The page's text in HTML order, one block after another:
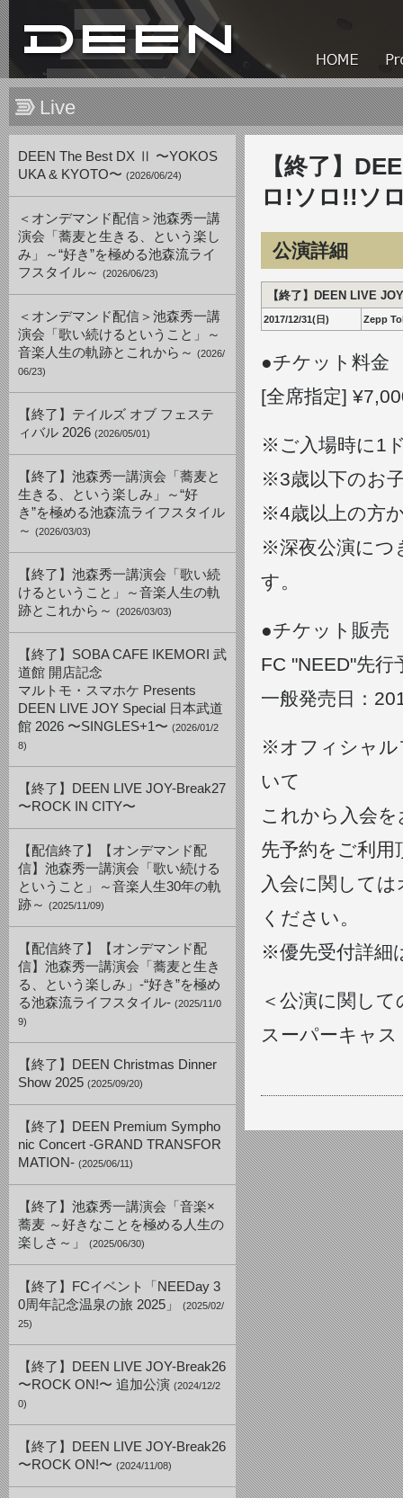
Live
DEEN The Best DX Ⅱ 〜YOKOS
UKA & KYOTO〜 (2026/06/24)
＜オンデマンド配信＞池森秀一講
演会「蕎麦と生きる、という楽し
み」～“好き”を極める池森流ライ
フスタイル～ (2026/06/23)
＜オンデマンド配信＞池森秀一講
演会「歌い続けるということ」～
音楽人生の軌跡とこれから～ (2026/
06/23)
【終了】テイルズ オブ フェステ
ィバル 2026 (2026/05/01)
【終了】池森秀一講演会「蕎麦と
生きる、という楽しみ」～“好
き”を極める池森流ライフスタイル
～ (2026/03/03)
【終了】池森秀一講演会「歌い続
けるということ」～音楽人生の軌
跡とこれから～ (2026/03/03)
【終了】SOBA CAFE IKEMORI 武
道館 開店記念
マルトモ・スマホケ Presents
DEEN LIVE JOY Special 日本武道
館 2026 〜SINGLES+1〜 (2026/01/2
8)
【終了】DEEN LIVE JOY-Break27
〜ROCK IN CITY〜
【配信終了】【オンデマンド配
信】池森秀一講演会「歌い続ける
ということ」～音楽人生30年の軌
跡～ (2025/11/09)
【配信終了】【オンデマンド配
信】池森秀一講演会「蕎麦と生き
る、という楽しみ」-“好き”を極め
る池森流ライフスタイル- (2025/11/0
9)
【終了】DEEN Christmas Dinner
Show 2025 (2025/09/20)
【終了】DEEN Premium Sympho
nic Concert -GRAND TRANSFOR
MATION- (2025/06/11)
【終了】池森秀一講演会「音楽×
蕎麦 ～好きなことを極める人生の
楽しさ～」
(2025/06/30)
【終了】FCイベント「NEEDay 3
0周年記念温泉の旅 2025」
(2025/02/
25)
【終了】DEEN LIVE JOY-Break26
〜ROCK ON!〜 追加公演 (2024/12/2
0)
【終了】DEEN LIVE JOY-Break26
〜ROCK ON!〜 (2024/11/08)
【終了】
ロ!ソロ!!ソ
公演詳細
【終了】DEEN LIVE
2017/12/31(日) Zepp
●チケット料金
[全席指定]
※ご入場時に1
※3歳以下のお
※4歳以上の方
※深夜公演につ
す。
●チケット販売
FC "NEED"先行
一般発売日：
※オフィシャル
いて
これから入会
先予約をご利
入会に関して
ください。
※優先受付詳細
＜公演に関し
スーパーキャ